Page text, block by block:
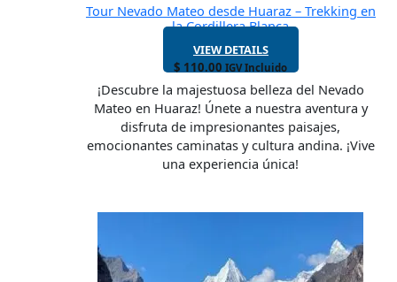
Tour Nevado Mateo desde Huaraz – Trekking en
la Cordillera Blanca
VIEW DETAILS
$ 110.00 IGV Incluido
¡Descubre la majestuosa belleza del Nevado
Mateo en Huaraz! Únete a nuestra aventura y
disfruta de impresionantes paisajes,
emocionantes caminatas y cultura andina. ¡Vive
una experiencia única!